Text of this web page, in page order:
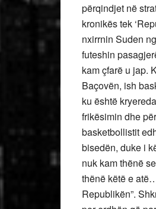
përqindjet në
kronikës tek
nxirrnin Suden
futeshin
kam çfarë u jap.
Baçovën, ish
ku është
frikësimin dhe
basketbollistit
bisedën, duke i
nuk kam thënë
thënë këtë e
Republikën”.